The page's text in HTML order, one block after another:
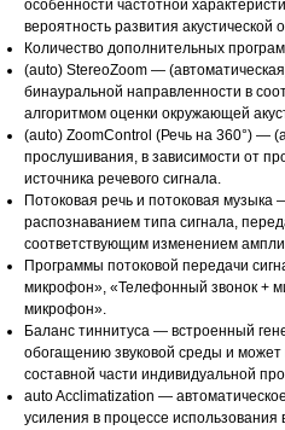
особенности частотной
вероятность развития акустической
Количество дополнительных
(auto) StereoZoom —
бинауральной направленности в
алгоритмом оценки окружающей
(auto) ZoomControl (Речь на 360°) —
прослушивания, в зависимости от
источника речевого сигнала.
Потоковая речь и потоковая
распознаванием типа сигнала,
соответствующим изменением
Программы потоковой передачи
микрофон», «Телефонный звонок +
микрофон».
Баланс тиннитуса — встроенный
обогащению звуковой среды и может
составной части индивидуальной
auto Acclimatization —
усиления в процессе